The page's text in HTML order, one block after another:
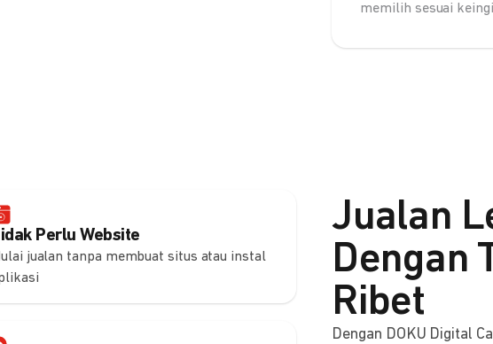
memilih sesuai
Perlu Website
jualan tanpa membuat situs atau instal
Jualan
Dengan
Ribet
Dengan DOKU Digital